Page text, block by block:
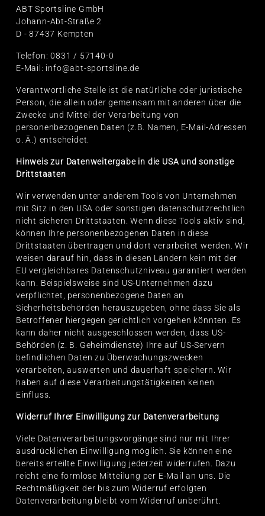
ABT Sportsline GmbH
Johann-Abt-Straße 2
D - 87437 Kempten
Telefon: 0831 / 57140-0
E-Mail: info@abt-sportsline.de
Verantwortliche Stelle ist die natürliche oder juristische
Person, die allein oder gemeinsam mit anderen über die
Zwecke und Mittel der Verarbeitung von
personenbezogenen Daten (z.B. Namen, E-Mail-Adressen
o. Ä.) entscheidet.
Hinweis zur Datenweitergabe in die USA und sonstige
Drittstaaten
Wir verwenden unter anderem Tools von Unternehmen
mit Sitz in den USA oder sonstigen datenschutzrechtlich
nicht sicheren Drittstaaten. Wenn diese Tools aktiv sind,
können Ihre personenbezogenen Daten in diese
Drittstaaten übertragen und dort verarbeitet werden. Wir
weisen darauf hin, dass in diesen Ländern kein mit der
EU vergleichbares Datenschutzniveau garantiert werden
kann. Beispielsweise sind US-Unternehmen dazu
verpflichtet, personenbezogene Daten an
Sicherheitsbehörden herauszugeben, ohne dass Sie als
Betroffener hiergegen gerichtlich vorgehen könnten. Es
kann daher nicht ausgeschlossen werden, dass US-
Behörden (z. B. Geheimdienste) Ihre auf US-Servern
befindlichen Daten zu Überwachungszwecken
verarbeiten, auswerten und dauerhaft speichern. Wir
haben auf diese Verarbeitungstätigkeiten keinen
Einfluss.
Widerruf Ihrer Einwilligung zur Datenverarbeitung
Viele Datenverarbeitungsvorgänge sind nur mit Ihrer
ausdrücklichen Einwilligung möglich. Sie können eine
bereits erteilte Einwilligung jederzeit widerrufen. Dazu
reicht eine formlose Mitteilung per E-Mail an uns. Die
Rechtmäßigkeit der bis zum Widerruf erfolgten
Datenverarbeitung bleibt vom Widerruf unberührt.